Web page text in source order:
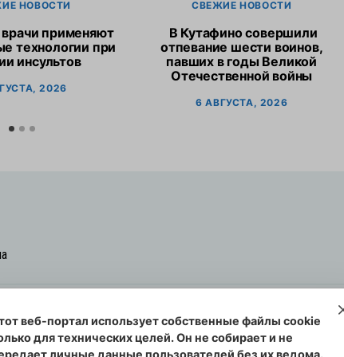
НОВОСТИ
применяют
технологии при
инсультов
2026
СВЕЖИЕ НОВОСТИ
В Кутафино совершили
отпевание шести воинов,
павших в годы Великой
Отечественной войны
6 АВГУСТА, 2026
cреда-плюс, 2021-2026
от 29 октября 2013 г.
веб-портал использует собственные файлы cookie
для технических целей. Он не собирает и не
личные данные пользователей без их ведома.